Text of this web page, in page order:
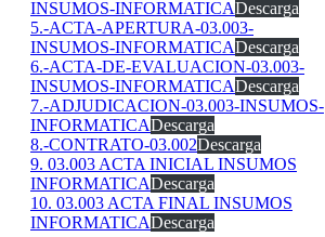
INSUMOS-INFORMATICADescarga
5.-ACTA-APERTURA-03.003-
INSUMOS-INFORMATICADescarga
6.-ACTA-DE-EVALUACION-03.003-
INSUMOS-INFORMATICADescarga
7.-ADJUDICACION-03.003-INSUMOS-
INFORMATICADescarga
8.-CONTRATO-03.002Descarga
9. 03.003 ACTA INICIAL INSUMOS
INFORMATICADescarga
10. 03.003 ACTA FINAL INSUMOS
INFORMATICADescarga